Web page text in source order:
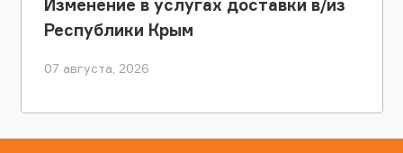
Изменение в услугах доставки в/из
Республики Крым
07 августа, 2026